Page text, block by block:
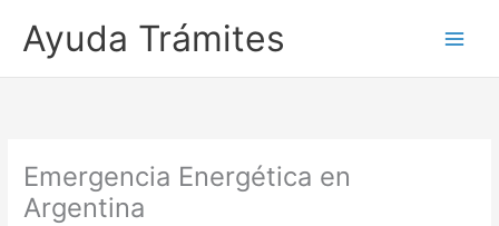
Ayuda Trámites
Emergencia Energética en
Argentina